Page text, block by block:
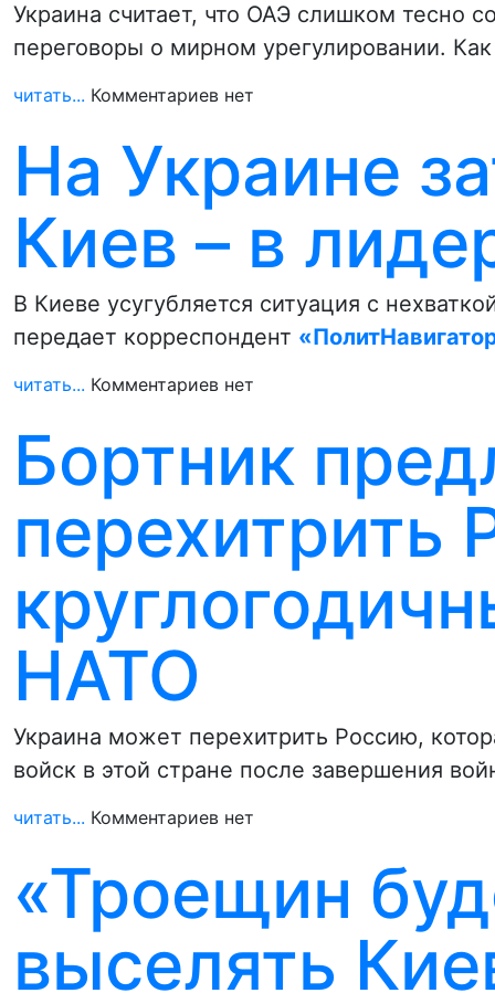
Украина считает, что ОАЭ слишком тесно
переговоры о мирном урегулировании.
читать... Комментариев нет
На Украине
Киев – в
В Киеве усугубляется ситуация с
передает корреспондент
читать... Комментариев нет
Бортник
перехитрить
НАТО
Украина может перехитрить Россию,
войск в этой стране после завершения
читать... Комментариев нет
«Троещин
выселять